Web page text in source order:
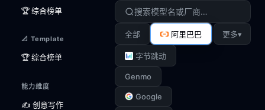
🏆 综合榜单
📐 Template
🏆 综合榜单
能力维度
✍️ 创意写作
全部 阿里巴巴
字节跳动
Genmo
Google
更多▾